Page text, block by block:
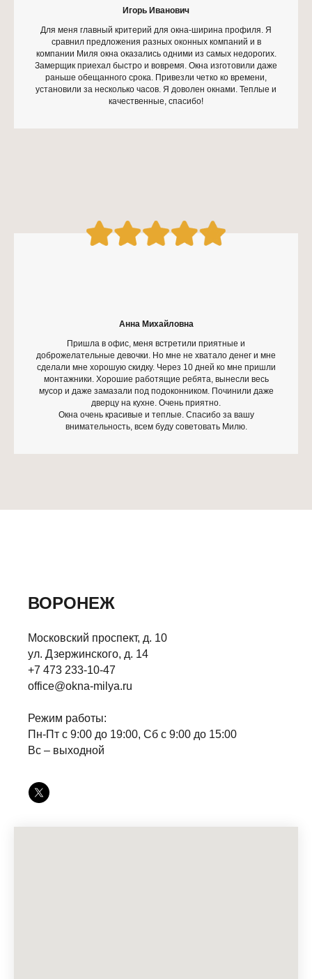
Игорь Иванович
Для меня главный критерий для окна-ширина профиля. Я
сравнил предложения разных оконных компаний и в
компании Миля окна оказались одними из самых недорогих.
Замерщик приехал быстро и вовремя. Окна изготовили даже
раньше обещанного срока. Привезли четко ко времени,
установили за несколько часов. Я доволен окнами. Теплые и
качественные, спасибо!
Анна Михайловна
Пришла в офис, меня встретили приятные и
доброжелательные девочки. Но мне не хватало денег и мне
сделали мне хорошую скидку. Через 10 дней ко мне пришли
монтажники. Хорошие работящие ребята, вынесли весь
мусор и даже замазали под подоконником. Починили даже
дверцу на кухне. Очень приятно.
Окна очень красивые и теплые. Спасибо за вашу
внимательность, всем буду советовать Милю.
ВОРОНЕЖ
Московский проспект, д. 10
ул. Дзержинского, д. 14
+7 473 233-10-47
office@okna-milya.ru
Режим работы:
Пн-Пт с 9:00 до 19:00, Сб с 9:00 до 15:00
Вс – выходной